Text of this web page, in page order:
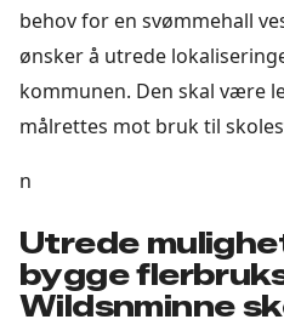
behov for en svømmehall
ønsker å utrede
kommunen. Den skal være
målrettes mot bruk til
n
Utrede
bygge
Wildsnminne